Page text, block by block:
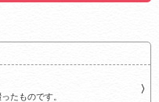
たものです。